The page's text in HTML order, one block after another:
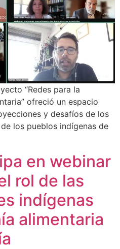
“Redes para la
ofreció un espacio
y desafíos de los
los pueblos indígenas de
en webinar
rol de las
indígenas
alimentaria